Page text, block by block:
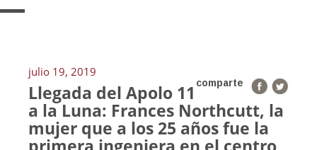
julio 19, 2019
comparte
Llegada del Apolo 11
a la Luna: Frances Northcutt, la
mujer que a los 25 años fue la